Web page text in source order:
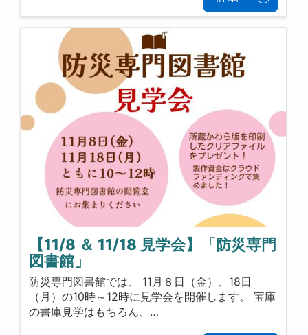
【11/8 ＆ 11/18 見学会】「防災専門
図書館」
防災専門図書館では、 11月８日（金）、18日
（月）の10時～12時に見学会を開催します。 宝庫
の書庫見学はもちろん、…